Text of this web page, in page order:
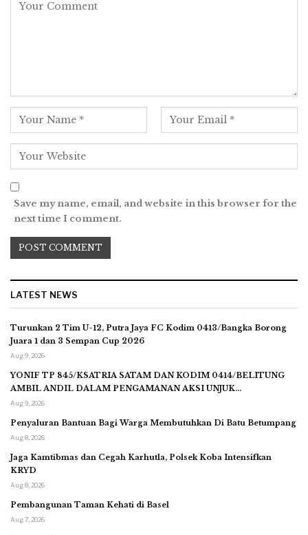
Save my name, email, and website in this browser for the
next time I comment.
LATEST NEWS
Turunkan 2 Tim U-12, Putra Jaya FC Kodim 0413/Bangka Borong
Juara 1 dan 3 Sempan Cup 2026
Aug 9, 2026
YONIF TP 845/KSATRIA SATAM DAN KODIM 0414/BELITUNG
AMBIL ANDIL DALAM PENGAMANAN AKSI UNJUK…
Aug 9, 2026
Penyaluran Bantuan Bagi Warga Membutuhkan Di Batu Betumpang
Aug 8, 2026
Jaga Kamtibmas dan Cegah Karhutla, Polsek Koba Intensifkan
KRYD
Aug 8, 2026
Pembangunan Taman Kehati di Basel
Aug 7, 2026